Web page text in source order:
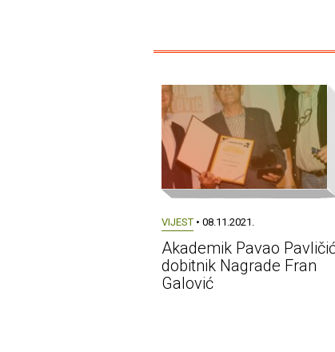
VIJEST• 08.11.2021.
Akademik Pavao
dobitnik Nagrade Fran
Galović